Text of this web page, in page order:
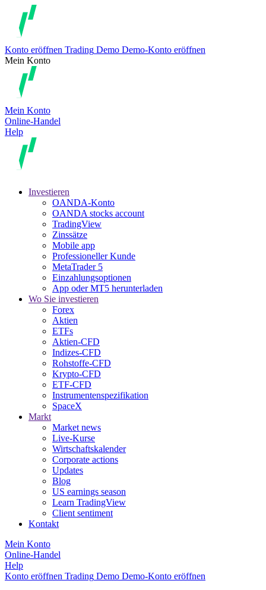
Konto eröffnen Trading Demo Demo-Konto eröffnen
Mein Konto
Mein Konto
Online-Handel
Help
Investieren
OANDA-Konto
OANDA stocks account
TradingView
Zinssätze
Mobile app
Professioneller Kunde
MetaTrader 5
Einzahlungsoptionen
App oder MT5 herunterladen
Wo Sie investieren
Forex
Aktien
ETFs
Aktien-CFD
Indizes-CFD
Rohstoffe-CFD
Krypto-CFD
ETF-CFD
Instrumentenspezifikation
SpaceX
Markt
Market news
Live-Kurse
Wirtschaftskalender
Corporate actions
Updates
Blog
US earnings season
Learn TradingView
Client sentiment
Kontakt
Mein Konto
Online-Handel
Help
Konto eröffnen Trading Demo Demo-Konto eröffnen